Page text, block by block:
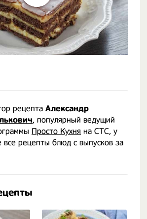
рецепта Александр
, популярный ведущий
Просто Кухня на СТС, у
все рецепты блюд с выпусков за